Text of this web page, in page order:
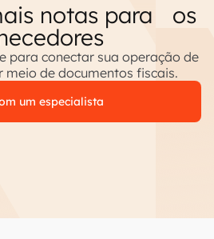
notas para os
para conectar sua operação de
de documentos fiscais.
um especialista